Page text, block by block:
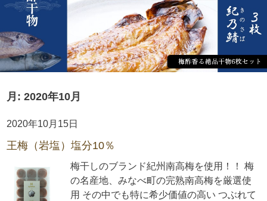
月:2020年10月
2020年10月15日
王梅（岩塩）塩分10％
梅干しのブランド紀州南高梅を使用！！ 梅
の名産地、みなべ町の完熟南高梅を厳選使
用 その中でも特に希少価値の高い つぶれて